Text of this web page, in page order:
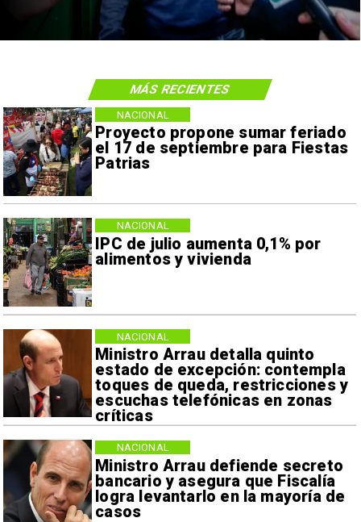
Proyecto propone sumar feriado
el 17 de septiembre para Fiestas
Patrias
NACIONAL
IPC de julio aumenta 0,1% por
alimentos y vivienda
NACIONAL
Ministro Arrau detalla quinto
estado de excepción: contempla
toques de queda, restricciones y
escuchas telefónicas en zonas
críticas
NACIONAL
Ministro Arrau defiende secreto
bancario y asegura que Fiscalía
logra levantarlo en la mayoría de
casos
NACIONAL
MÁS RECIENTES